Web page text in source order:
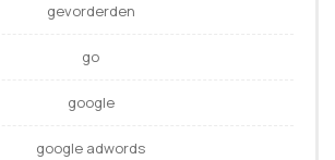
gevorderden
go
google
google adwords